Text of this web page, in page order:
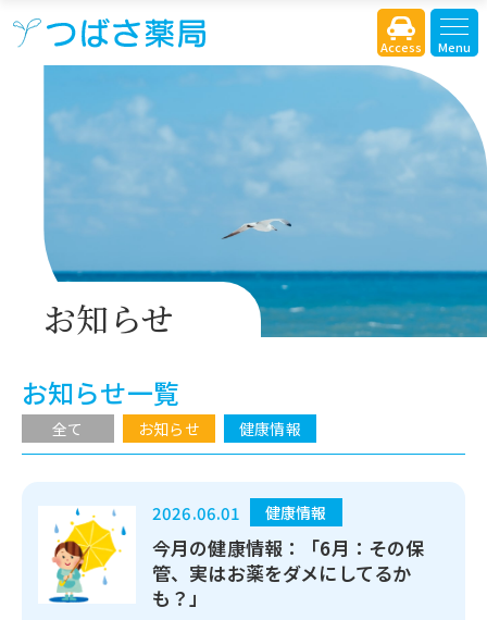
Access Menu
お知らせ
お知らせ一覧
全て お知らせ 健康情報
2026.06.01 健康情報
今月の健康情報：「6月：その保
管、実はお薬をダメにしてるか
も？」